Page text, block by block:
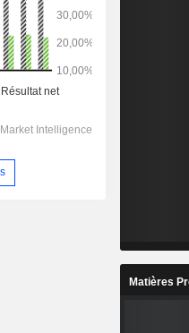
Matières